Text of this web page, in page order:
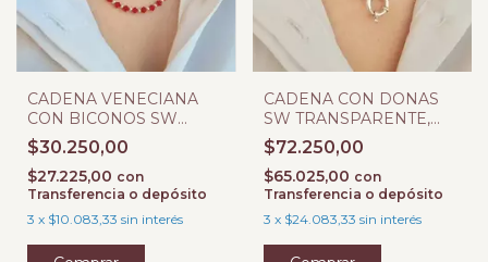
CADENA VENECIANA
CON BICONOS SW
ROJO PLATA 925
$30.250,00
$27.225,00 con
Transferencia o depósito
3 x $10.083,33 sin interés
CADENA CON DONAS
SW TRANSPARENTE,
BOLAS Y TUBOS PLATA
925
$72.250,00
$65.025,00 con
Transferencia o depósito
3 x $24.083,33 sin interés